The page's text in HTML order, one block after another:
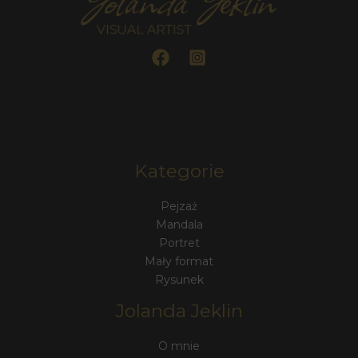
Kategorie
Pejzaż
Mandala
Portret
Mały format
Rysunek
Jolanda Jeklin
O mnie